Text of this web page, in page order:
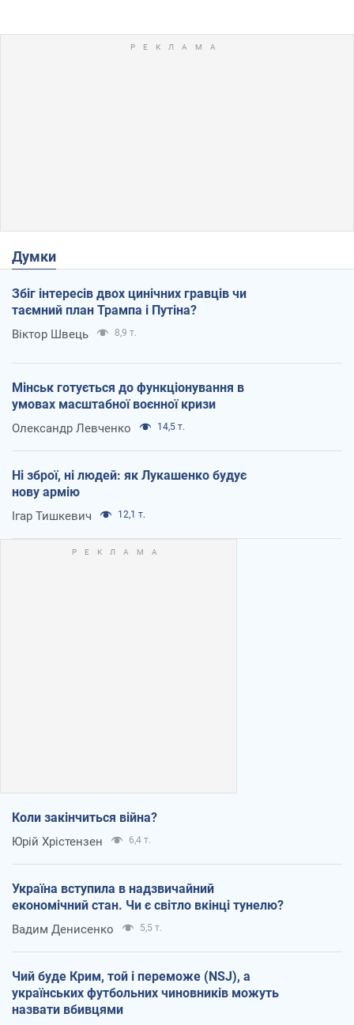
Думки
Збіг інтересів двох цинічних гравців чи
таємний план Трампа і Путіна?
Віктор Швець 8,9 т.
Мінськ готується до функціонування в
умовах масштабної воєнної кризи
Олександр Левченко 14,5 т.
Ні зброї, ні людей: як Лукашенко будує
нову армію
Ігар Тишкевич 12,1 т.
Коли закінчиться війна?
Юрій Хрістензен 6,4 т.
Україна вступила в надзвичайний
економічний стан. Чи є світло вкінці тунелю?
Вадим Денисенко 5,5 т.
Чий буде Крим, той і переможе (NSJ), а
українських футбольних чиновників можуть
назвати вбивцями